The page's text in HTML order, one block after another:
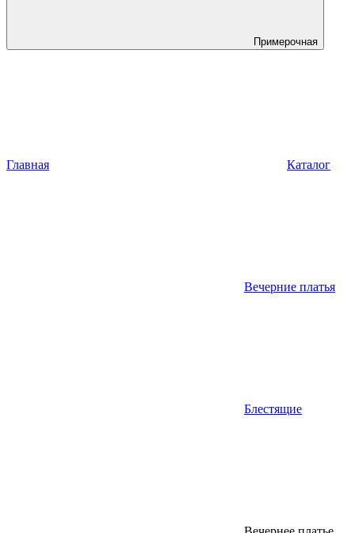
Примерочная
Главная Каталог
Вечерние платья
Блестящие